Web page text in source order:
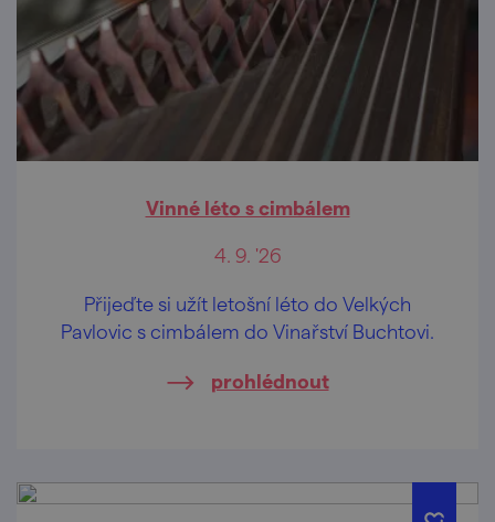
Vinné léto s cimbálem
4. 9. '26
Přijeďte si užít letošní léto do Velkých
Pavlovic s cimbálem do Vinařství Buchtovi.
prohlédnout